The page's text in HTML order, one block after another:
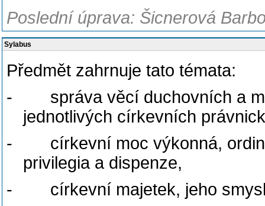
Poslední úprava: Šicnerová
Sylabus
Předmět zahrnuje tato témata:
-
správa věcí duchovních a
jednotlivých církevních
-
církevní moc výkonná,
privilegia a dispenze,
-
církevní majetek, jeho